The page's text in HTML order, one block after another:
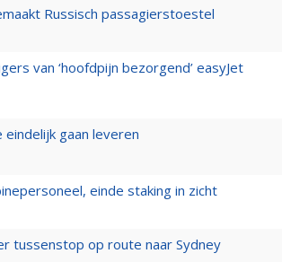
Russisch passagierstoestel
van ‘hoofdpijn bezorgend’ easyJet
gaan leveren
einde staking in zicht
tussenstop op route naar Sydney